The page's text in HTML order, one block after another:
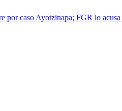
por caso Ayotzinapa; FGR lo